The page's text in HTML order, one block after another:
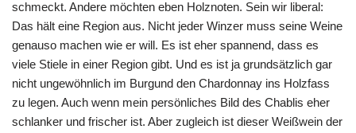
schmeckt. Andere möchten eben Holznoten. Sein wir liberal:
Das hält eine Region aus. Nicht jeder Winzer muss seine Weine
genauso machen wie er will. Es ist eher spannend, dass es
viele Stiele in einer Region gibt. Und es ist ja grundsätzlich gar
nicht ungewöhnlich im Burgund den Chardonnay ins Holzfass
zu legen. Auch wenn mein persönliches Bild des Chablis eher
schlanker und frischer ist. Aber zugleich ist dieser Weißwein der